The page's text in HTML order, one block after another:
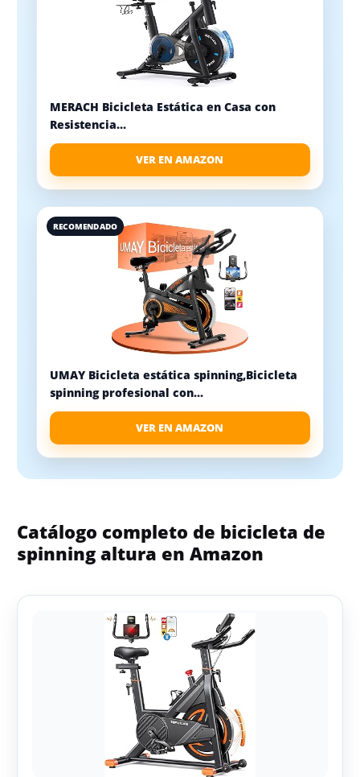
MERACH Bicicleta Estática en Casa con
Resistencia...
VER EN AMAZON
RECOMENDADO
UMAY Bicicleta estática spinning,Bicicleta
spinning profesional con...
VER EN AMAZON
Catálogo completo de bicicleta de
spinning altura en Amazon